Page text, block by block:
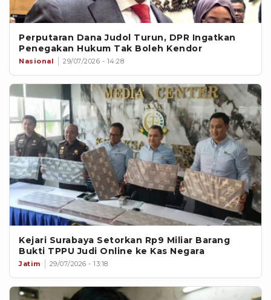
Perputaran Dana Judol Turun, DPR Ingatkan
Penegakan Hukum Tak Boleh Kendor
Nasional 29/07/2026 - 14:28
Kejari Surabaya Setorkan Rp9 Miliar Barang
Bukti TPPU Judi Online ke Kas Negara
Jatim 29/07/2026 - 13:18